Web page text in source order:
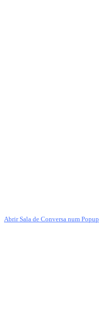
Abrir Sala de Conversa num Popup